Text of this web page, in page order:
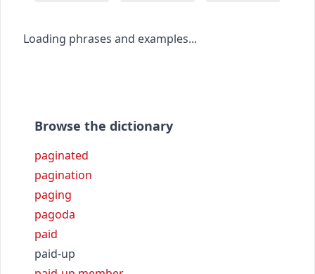
Loading phrases and examples...
Browse the dictionary
paginated
pagination
paging
pagoda
paid
paid-up